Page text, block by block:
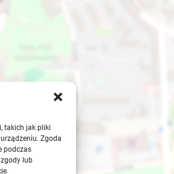
takich jak pliki
Zgoda
podczas
lub